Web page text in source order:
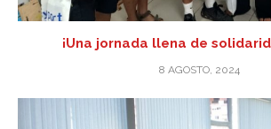
¡Una jornada llena de
8 AGOSTO, 2024